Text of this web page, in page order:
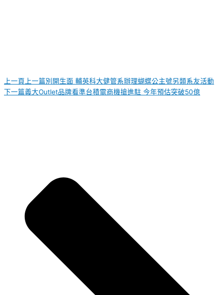
上一頁 上一篇別開生面 輔英科大健管系辦理蝴蝶公主號另類系友活動
下一篇義大Outlet品牌看準台積電商機搶進駐 今年預估突破50億